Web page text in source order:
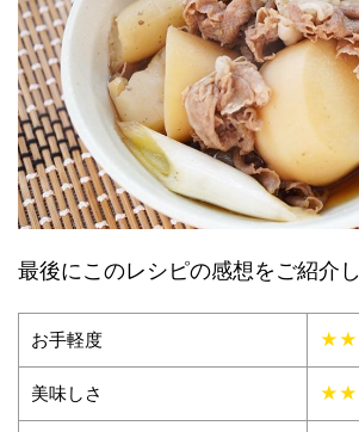
最後にこのレシピの感想をご紹介し
お手軽度
美味しさ